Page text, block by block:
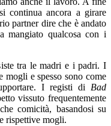
continua ancora a girare
partner dire che è andato
mangiato qualcosa con i
tra le madri e i padri. I
e spesso sono come
I registi di Bad
vissuto frequentemente
comicità, basandosi su
rispettive mogli.